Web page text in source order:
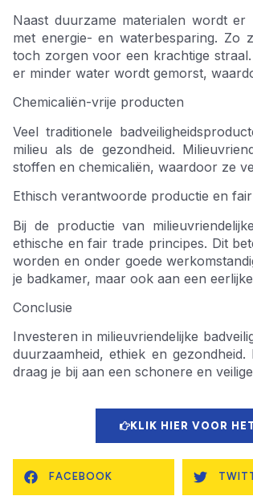
Naast duurzame materialen wordt er
met energie- en waterbesparing. Zo
toch zorgen voor een krachtige
er minder water wordt gemorst,
Chemicaliën-vrije producten
Veel traditionele
milieu als de gezondheid.
stoffen en chemicaliën, waardoor ze
Ethisch verantwoorde productie en
Bij de productie van
ethische en fair trade principes. Dit
worden en onder goede
je badkamer, maar ook aan een
Conclusie
Investeren in milieuvriendelijke
duurzaamheid, ethiek en
draag je bij aan een schonere en
KLIK HIER VOOR
FACEBOOK